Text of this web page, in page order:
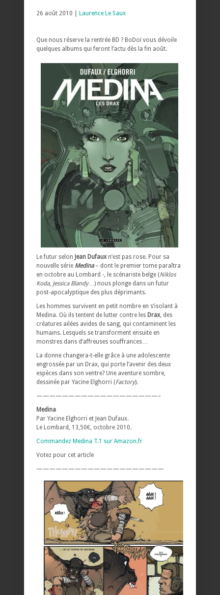
26 août 2010 | Laurence Le Saux
Que nous réserve la rentrée BD ? BoDoï vous dévoile
quelques albums qui feront l’actu dès la fin août.
Le futur selon Jean Dufaux n’est pas rose. Pour sa
nouvelle série Medina – dont le premier tome paraîtra
en octobre au Lombard -, le scénariste belge (Niklos
Koda, Jessica Blandy…) nous plonge dans un futur
post-apocalyptique des plus déprimants.
Les hommes survivent en petit nombre en s’isolant à
Medina. Où ils tentent de lutter contre les Drax , des
créatures ailées avides de sang, qui contaminent les
humains. Lesquels se transforment ensuite en
monstres dans d’affreuses souffrances…
La donne changera-t-elle grâce à une adolescente
engrossée par un Drax, qui porte l’avenir des deux
espèces dans son ventre? Une aventure sombre,
dessinée par Yacine Elghorri (Factory).
———————————————————–
Medina
Par Yacine Elghorri et Jean Dufaux.
Le Lombard, 13,50€, octobre 2010.
Commandez Medina T.1 sur Amazon.fr
Votez pour cet article
————————————————————